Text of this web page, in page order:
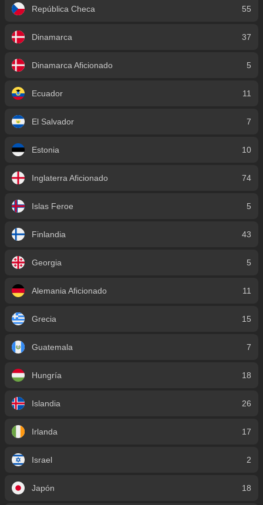
República Checa 55
Dinamarca 37
Dinamarca Aficionado 5
Ecuador 11
El Salvador 7
Estonia 10
Inglaterra Aficionado 74
Islas Feroe 5
Finlandia 43
Georgia 5
Alemania Aficionado 11
Grecia 15
Guatemala 7
Hungría 18
Islandia 26
Irlanda 17
Israel 2
Japón 18